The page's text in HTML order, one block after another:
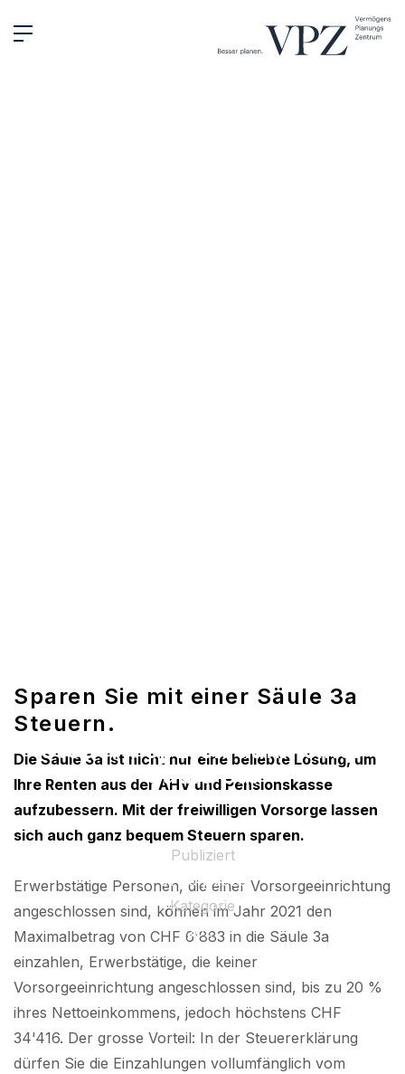
Steuern sparen dank einer
Säule 3a.
Publiziert
01 July 2025
Kategorie
2021
Sparen Sie mit einer Säule 3a
Steuern.
Die Säule 3a ist nicht nur eine beliebte Lösung, um
Ihre Renten aus der AHV und Pensionskasse
aufzubessern. Mit der freiwilligen Vorsorge lassen
sich auch ganz bequem Steuern sparen.
Erwerbstätige Personen, die einer Vorsorgeeinrichtung
angeschlossen sind, können im Jahr 2021 den
Maximalbetrag von CHF 6'883 in die Säule 3a
einzahlen, Erwerbstätige, die keiner
Vorsorgeeinrichtung angeschlossen sind, bis zu 20 %
ihres Nettoeinkommens, jedoch höchstens CHF
34'416. Der grosse Vorteil: In der Steuererklärung
dürfen Sie die Einzahlungen vollumfänglich vom